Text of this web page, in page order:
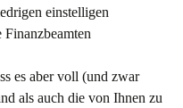
einstelligen
es aber voll (und zwar
als auch die von Ihnen zu